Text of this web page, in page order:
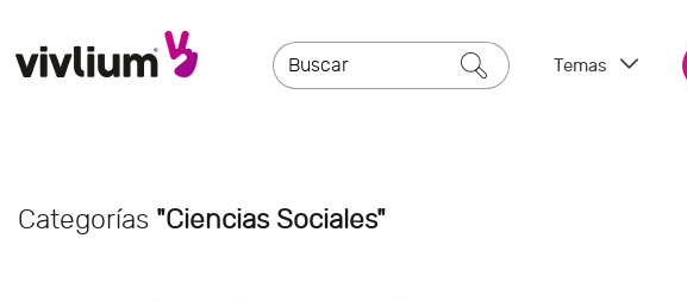
Temas
Categorías "Ciencias Sociales"